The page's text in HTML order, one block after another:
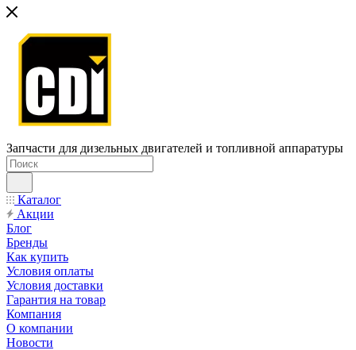
Запчасти для дизельных двигателей и топливной аппаратуры
Каталог
Акции
Блог
Бренды
Как купить
Условия оплаты
Условия доставки
Гарантия на товар
Компания
О компании
Новости